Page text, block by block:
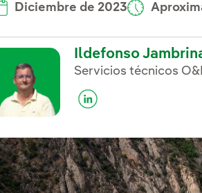
Diciembre de 2023
Ildefonso
Servicios técnicos